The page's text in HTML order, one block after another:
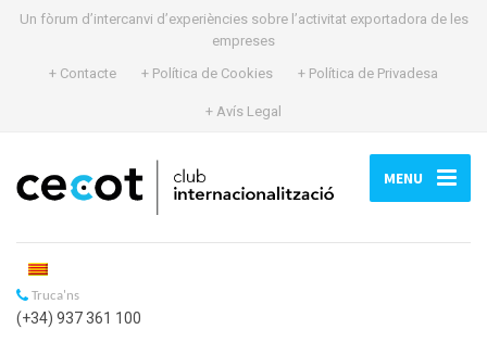
Un fòrum d’intercanvi d’experiències sobre l’activitat exportadora de les
empreses
+ Contacte
+ Política de Cookies + Política de Privadesa
+ Avís Legal
MENU
Truca'ns
(+34) 937 361 100